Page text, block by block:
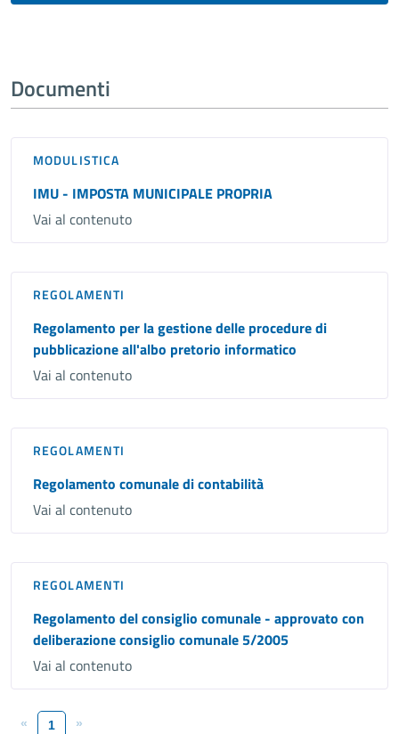
Documenti
MODULISTICA
IMU - IMPOSTA MUNICIPALE PROPRIA
Vai al contenuto
REGOLAMENTI
Regolamento per la gestione delle procedure di
pubblicazione all'albo pretorio informatico
Vai al contenuto
REGOLAMENTI
Regolamento comunale di contabilità
Vai al contenuto
REGOLAMENTI
Regolamento del consiglio comunale - approvato con
deliberazione consiglio comunale 5/2005
Vai al contenuto
« 1 »